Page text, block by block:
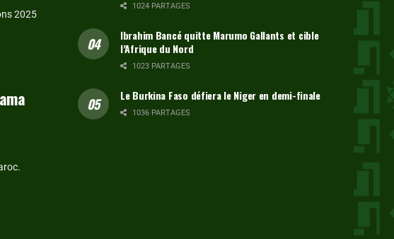
2025
1024 PARTAGES
Ibrahim Bancé quitte Marumo Gallants et cible
l’Afrique du Nord
1023 PARTAGES
Le Burkina Faso défiera le Niger en demi-finale
1036 PARTAGES